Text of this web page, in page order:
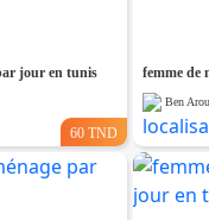
jour en tunis
60 TND
femme de
Ben